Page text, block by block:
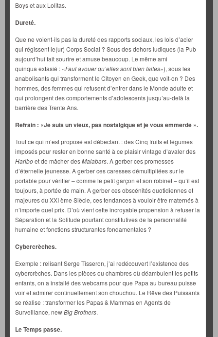
Boys et aux Lolitas.
Dureté.
Que ne voient-ils pas la dureté des rapports sociaux, les lois d’acier
qui régissent le(ur) Corps Social ? Sous des dehors ludiques (la Pub
aujourd’hui fait sourire et amuse beaucoup. Le même ami
quinqua extasié : «Faut avouer qu’elles sont bien faites»), sous les
anabolisants qui transforment le Citoyen en Geek, que voit-on ? Des
hommes, des femmes qui refusent d’entrer dans le Monde adulte et
qui prolongent des comportements d’adolescents jusqu’au-delà la
barrière des Trente Ans.
Refrain : «Je suis un vieux, pas nostalgique et je vous emmerde ».
Tout ce qui m’est proposé est débectant : des Cinq fruits et légumes
imposés pour rester en bonne santé à ce plaisir vintage d’avaler des
Hariboet de mâcher desMalabars. A gerber ces promesses
d’éternelle jeunesse. A gerber ces caresses démultipliées sur le
portable pour vérifier – comme le petit garçon et son robinet – qu’il est
toujours, à portée de main. A gerber ces obscénités quotidiennes et
majeures du XXI ème Siècle, ces tendances à vouloir être maternés à
n’importe quel prix. D’où vient cette incroyable propension à refuser la
Séparation et la Solitude pourtant constitutives de la personnalité
humaine et fonctions structurantes fondamentales ?
Cybercrèches.
Exemple : relisant Serge Tisseron, j’ai redécouvert l’existence des
cybercrèches. Dans les pièces ou chambres où déambulent les petits
enfants, on a installé des webcams pour que Papa au bureau puisse
voir et admirer continuellement son chouchou. Le Rêve des Puissants
se réalise : transformer les Papas & Mammas en Agents de
Surveillance, newBig Brothers.
Le Temps passe.